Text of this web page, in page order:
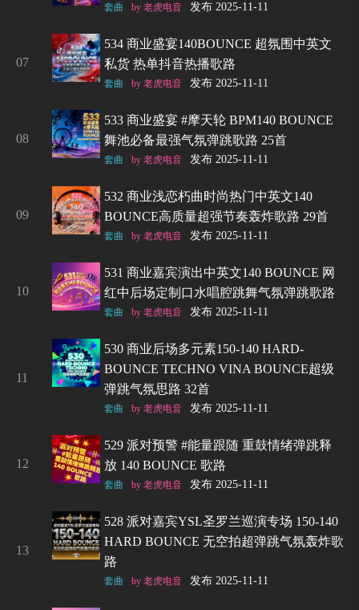
套曲 by 老虎电音 发布 2025-11-11
07
534 商业盛宴140BOUNCE 超氛围中英文
私货 热单抖音热播歌路
套曲 by 老虎电音 发布 2025-11-11
08
533 商业盛宴 #摩天轮 BPM140 BOUNCE
舞池必备最强气氛弹跳歌路 25首
套曲 by 老虎电音 发布 2025-11-11
09
532 商业浅恋朽曲时尚热门中英文140
BOUNCE高质量超强节奏轰炸歌路 29首
套曲 by 老虎电音 发布 2025-11-11
10
531 商业嘉宾演出中英文140 BOUNCE 网
红中后场定制口水唱腔跳舞气氛弹跳歌路
套曲 by 老虎电音 发布 2025-11-11
11
530 商业后场多元素150-140 HARD-
BOUNCE TECHNO VINA BOUNCE超级
弹跳气氛思路 32首
套曲 by 老虎电音 发布 2025-11-11
12
529 派对预警 #能量跟随 重鼓情绪弹跳释
放 140 BOUNCE 歌路
套曲 by 老虎电音 发布 2025-11-11
13
528 派对嘉宾YSL圣罗兰巡演专场 150-140
HARD BOUNCE 无空拍超弹跳气氛轰炸歌
路
套曲 by 老虎电音 发布 2025-11-11